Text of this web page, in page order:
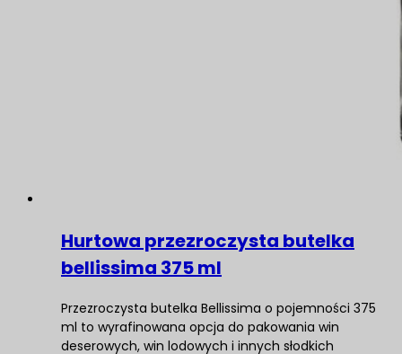
Hurtowa przezroczysta butelka
bellissima 375 ml
Przezroczysta butelka Bellissima o pojemności 375
ml to wyrafinowana opcja do pakowania win
deserowych, win lodowych i innych słodkich